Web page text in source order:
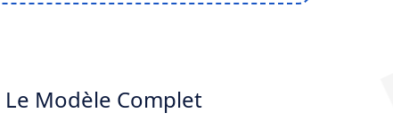
Modèle Complet